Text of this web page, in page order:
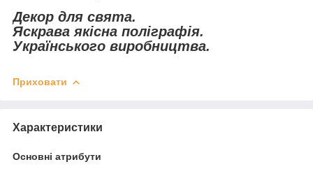
Декор для свята.
Яскрава якісна поліграфія.
Українського виробництва.
Приховати
Характеристики
Основні атрибути